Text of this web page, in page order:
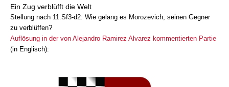
Ein Zug verblüfft die Welt
Stellung nach 11.Sf3-d2: Wie gelang es Morozevich, seinen Gegner
zu verblüffen?
Auflösung in der von Alejandro Ramirez Alvarez kommentierten Partie
(in Englisch):